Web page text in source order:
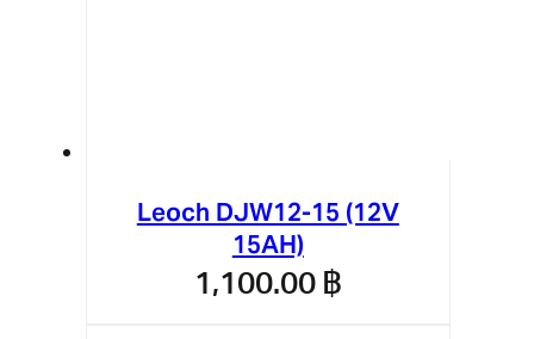
Leoch DJW12-15 (12V
15AH)
1,100.00 ฿